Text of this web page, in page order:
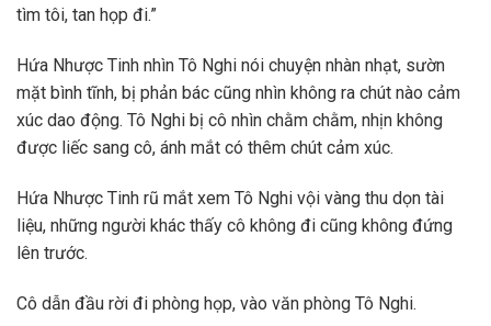
tìm tôi, tan họp đi.”
Hứa Nhược Tinh nhìn Tô Nghi nói chuyện nhàn nhạt, sườn
mặt bình tĩnh, bị phản bác cũng nhìn không ra chút nào cảm
xúc dao động. Tô Nghi bị cô nhìn chằm chằm, nhịn không
được liếc sang cô, ánh mắt có thêm chút cảm xúc.
Hứa Nhược Tinh rũ mắt xem Tô Nghi vội vàng thu dọn tài
liệu, những người khác thấy cô không đi cũng không đứng
lên trước.
Cô dẫn đầu rời đi phòng họp, vào văn phòng Tô Nghi.